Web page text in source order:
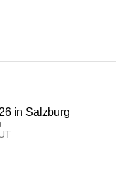
in Salzburg